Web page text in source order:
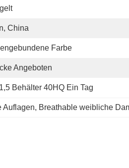
China
Farbe
Angeboten
1,5 Behälter 40HQ Ein Tag
Auflagen, Breathable weibliche